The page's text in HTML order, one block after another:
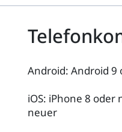
Android: Android 9
iOS: iPhone 8 oder
neuer